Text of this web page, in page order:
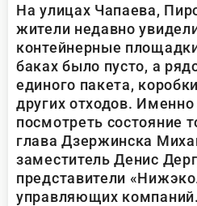
На улицах Чапаева,
жители недавно
контейнерные
баках было пусто, а
единого пакета,
других отходов.
посмотреть состояние
глава Дзержинска
заместитель Денис
представители
управляющих компаний.